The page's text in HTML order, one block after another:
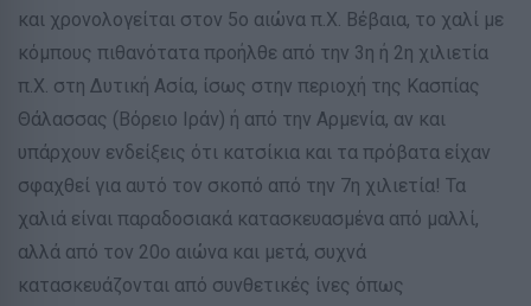
και χρονολογείται στον 5ο αιώνα π.Χ. Βέβαια, το χαλί με
κόμπους πιθανότατα προήλθε από την 3η ή 2η χιλιετία
π.Χ. στη Δυτική Ασία, ίσως στην περιοχή της Κασπίας
Θάλασσας (Βόρειο Ιράν) ή από την Αρμενία, αν και
υπάρχουν ενδείξεις ότι κατσίκια και τα πρόβατα είχαν
σφαχθεί για αυτό τον σκοπό από την 7η χιλιετία! Τα
χαλιά είναι παραδοσιακά κατασκευασμένα από μαλλί,
αλλά από τον 20ο αιώνα και μετά, συχνά
κατασκευάζονται από συνθετικές ίνες όπως